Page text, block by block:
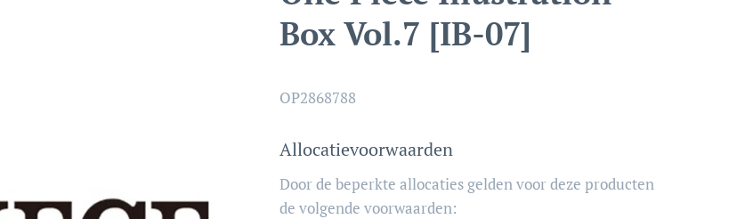
Box Vol.7 [IB-07]
OP2868788
Allocatievoorwaarden
Door de beperkte allocaties gelden voor deze producten
de volgende voorwaarden: